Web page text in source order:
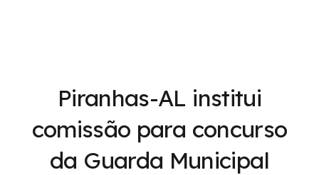
Piranhas-AL institui
comissão para concurso
da Guarda Municipal